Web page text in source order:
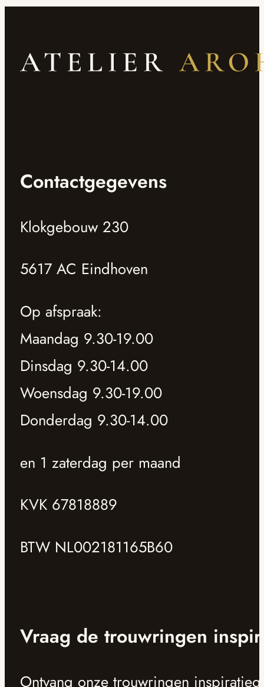
Contactgegevens
Klokgebouw 230
5617 AC Eindhoven
Op afspraak:
Maandag 9.30-19.00
Dinsdag 9.30-14.00
Woensdag 9.30-19.00
Donderdag 9.30-14.00
en 1 zaterdag per maand
KVK 67818889
BTW NL002181165B60
Vraag de trouwringen
Ontvang onze trouwringen